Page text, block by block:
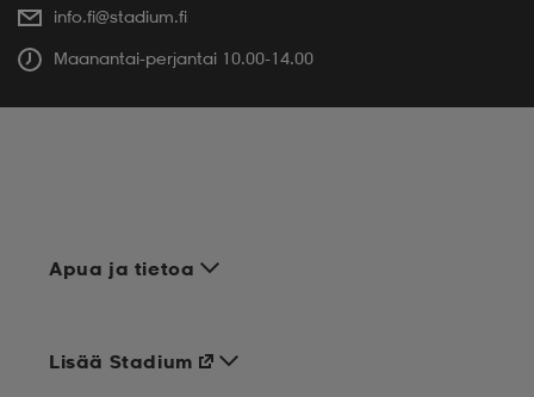
info.fi@stadium.fi
Maanantai-perjantai 10.00-14.00
Apua ja tietoa
Lisää Stadium